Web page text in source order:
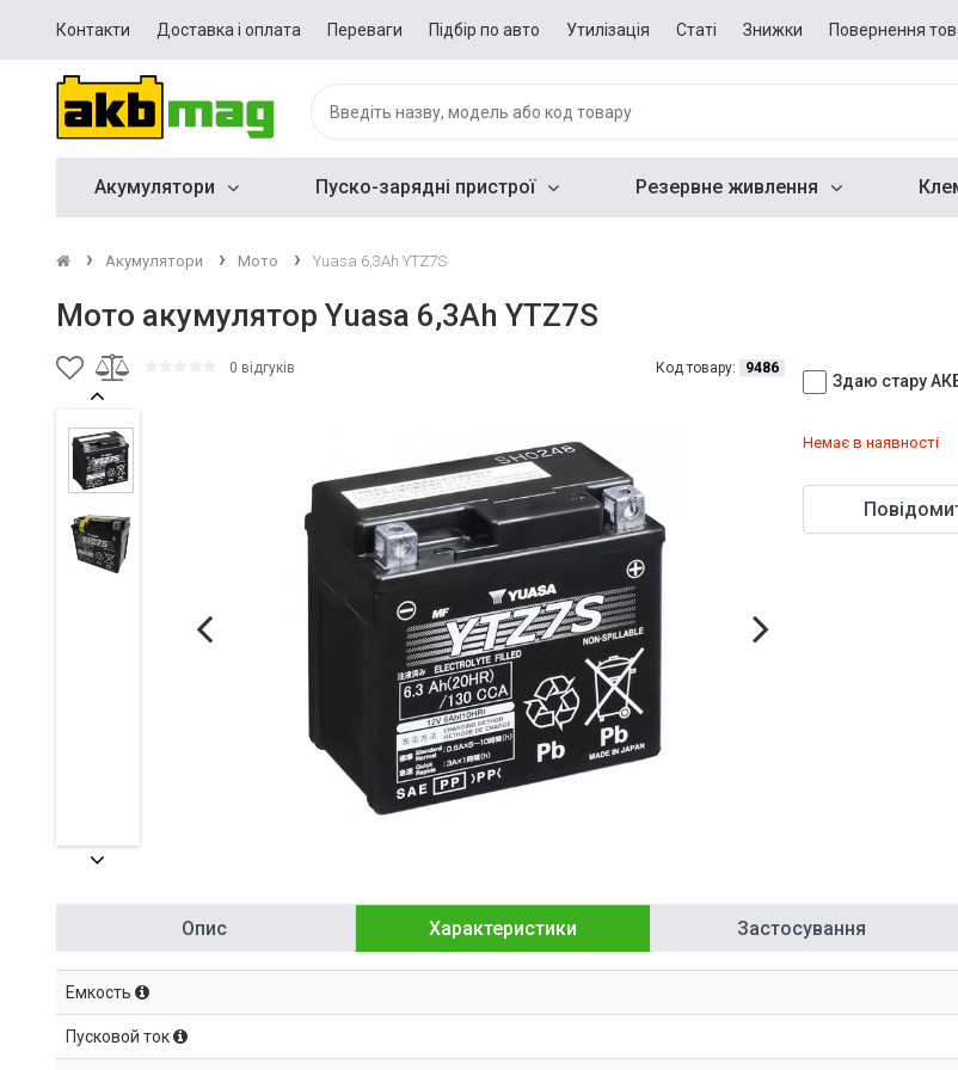
Контакти Доставка і оплата Переваги Підбір по авто Утилізація Статі Знижки Повернення
Акумулятори Пуско-зарядні пристрої Резервне живлення
Акумулятори Мото Yuasa 6,3Ah YTZ7S
Мото акумулятор Yuasa 6,3Ah YTZ7S
0 відгуків Код товару: 9486
Здаю стару
Немає в наявності
Опис Характеристики Застосування
Емкость
Пусковой ток